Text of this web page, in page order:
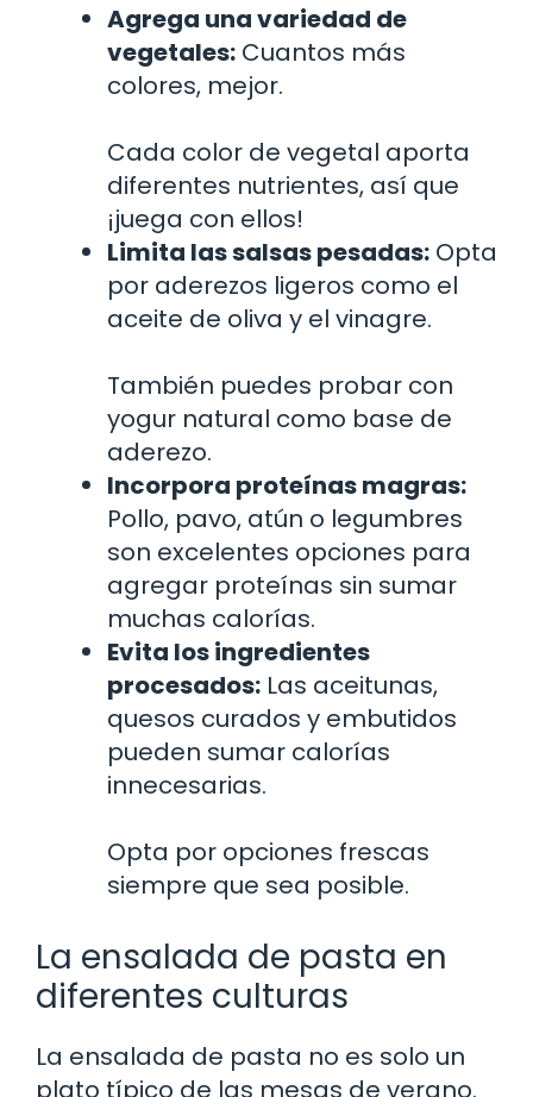
Agrega una variedad de
vegetales: Cuantos más
colores, mejor.
Cada color de vegetal aporta
diferentes nutrientes, así que
¡juega con ellos!
Limita las salsas pesadas: Opta
por aderezos ligeros como el
aceite de oliva y el vinagre.
También puedes probar con
yogur natural como base de
aderezo.
Incorpora proteínas magras:
Pollo, pavo, atún o legumbres
son excelentes opciones para
agregar proteínas sin sumar
muchas calorías.
Evita los ingredientes
procesados: Las aceitunas,
quesos curados y embutidos
pueden sumar calorías
innecesarias.
Opta por opciones frescas
siempre que sea posible.
La ensalada de pasta en
diferentes culturas
La ensalada de pasta no es solo un
plato típico de las mesas de verano.